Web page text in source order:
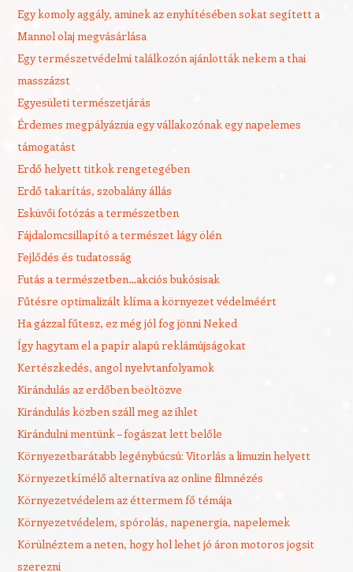
Egy komoly aggály, aminek az enyhítésében sokat segített a
Mannol olaj megvásárlása
Egy természetvédelmi találkozón ajánlották nekem a thai
masszázst
Egyesületi természetjárás
Érdemes megpályáznia egy vállakozónak egy napelemes
támogatást
Erdő helyett titkok rengetegében
Erdő takarítás, szobalány állás
Esküvői fotózás a természetben
Fájdalomcsillapító a természet lágy ölén
Fejlődés és tudatosság
Futás a természetben…akciós bukósisak
Fűtésre optimalizált klíma a környezet védelméért
Ha gázzal fűtesz, ez még jól fog jönni Neked
Így hagytam el a papír alapú reklámújságokat
Kertészkedés, angol nyelvtanfolyamok
Kirándulás az erdőben beöltözve
Kirándulás közben száll meg az ihlet
Kirándulni mentünk – fogászat lett belőle
Környezetbarátabb legénybúcsú: Vitorlás a limuzin helyett
Környezetkímélő alternatíva az online filmnézés
Környezetvédelem az éttermem fő témája
Környezetvédelem, spórolás, napenergia, napelemek
Körülnéztem a neten, hogy hol lehet jó áron motoros jogsit
szerezni